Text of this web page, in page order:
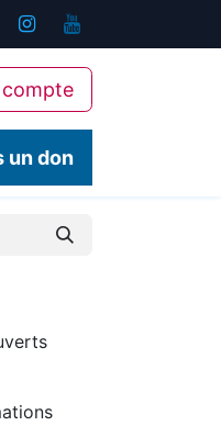
un don